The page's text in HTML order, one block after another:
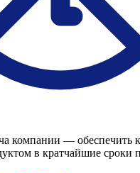
компании — обеспечить
в кратчайшие сроки